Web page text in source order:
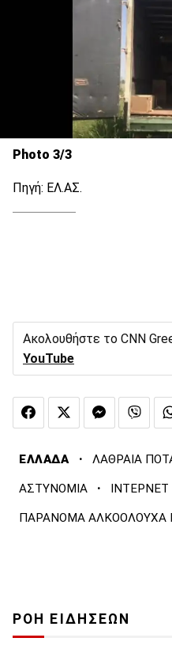
Photo 3/3
Πηγή: ΕΛ.ΑΣ.
Ακολουθήστε το CNN
YouTube
ΕΛΛΑΔΑ · ΛΑΘΡΑΙΑ
ΑΣΤΥΝΟΜΙΑ · ΙΝΤΕΡΝΕΤ
ΠΑΡΑΝΟΜΑ ΑΛΚΟΟΛΟΥΧΑ
ΡΟΗ ΕΙΔΗΣΕΩΝ